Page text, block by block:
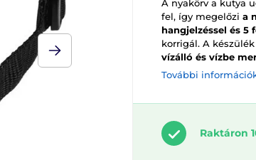
A nyakörv a kutya
fel, így megelőzi a
hangjelzéssel és
korrigál. A
vízálló és vízbe
További
Raktáron